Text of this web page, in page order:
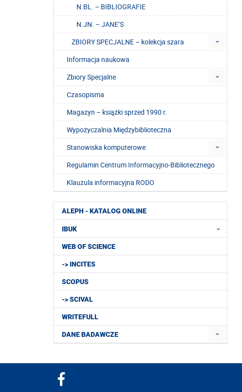
N.BL. – BIBLIOGRAFIE
N.JN. – JANE’S
ZBIORY SPECJALNE – kolekcja szara
Informacja naukowa
Zbiory Specjalne
Czasopisma
Magazyn – książki sprzed 1990 r.
Wypożyczalnia Międzybiblioteczna
Stanowiska komputerowe
Regulamin Centrum Informacyjno-Bibliotecznego
Klauzula informacyjna RODO
ALEPH - KATALOG ONLINE
IBUK
WEB OF SCIENCE
-> INCITES
SCOPUS
-> SCIVAL
WRITEFULL
DANE BADAWCZE